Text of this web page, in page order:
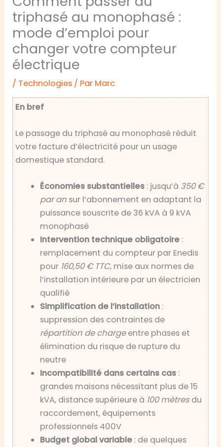
triphasé au monophasé :
mode d’emploi pour
changer votre compteur
électrique
/ Technologies / Par Marc
En bref
Le passage du triphasé au monophasé réduit
votre facture d’électricité pour un usage
domestique standard.
Économies substantielles: jusqu’à 350 €
par ansur l’abonnement en adaptant la
puissance souscrite de 36 kVA à 9 kVA
monophasé
Intervention technique obligatoire:
remplacement du compteur par Enedis
pour 160,50 € TTC, mise aux normes de
l’installation intérieure par un électricien
qualifié
Simplification de l’installation:
suppression des contraintes de
répartition de chargeentre phases et
élimination du risque de rupture du
neutre
Incompatibilité dans certains cas:
grandes maisons nécessitant plus de 15
kVA, distance supérieure à 100 mètresdu
raccordement, équipements
professionnels 400V
Budget global variable: de quelques